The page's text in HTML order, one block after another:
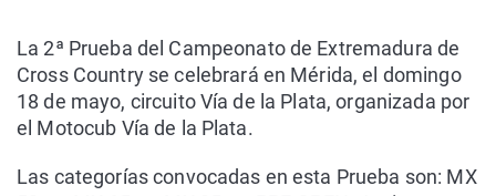
La 2ª Prueba del Campeonato de Extremadura de
Cross Country se celebrará en Mérida, el domingo
18 de mayo, circuito Vía de la Plata, organizada por
el Motocub Vía de la Plata.
Las categorías convocadas en esta Prueba son: MX